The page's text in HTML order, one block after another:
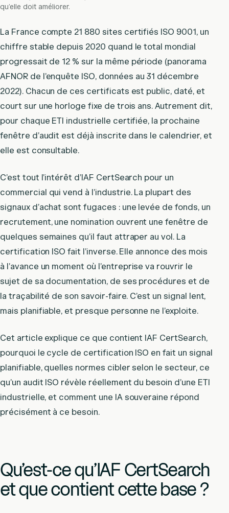
qu’elle doit améliorer.
La France compte 21 880 sites certifiés ISO 9001, un
chiffre stable depuis 2020 quand le total mondial
progressait de 12 % sur la même période (panorama
AFNOR de l’enquête ISO, données au 31 décembre
2022). Chacun de ces certificats est public, daté, et
court sur une horloge fixe de trois ans. Autrement dit,
pour chaque ETI industrielle certifiée, la prochaine
fenêtre d’audit est déjà inscrite dans le calendrier, et
elle est consultable.
C’est tout l’intérêt d’IAF CertSearch pour un
commercial qui vend à l’industrie. La plupart des
signaux d’achat sont fugaces : une levée de fonds, un
recrutement, une nomination ouvrent une fenêtre de
quelques semaines qu’il faut attraper au vol. La
certification ISO fait l’inverse. Elle annonce des mois
à l’avance un moment où l’entreprise va rouvrir le
sujet de sa documentation, de ses procédures et de
la traçabilité de son savoir-faire. C’est un signal lent,
mais planifiable, et presque personne ne l’exploite.
Cet article explique ce que contient IAF CertSearch,
pourquoi le cycle de certification ISO en fait un signal
planifiable, quelles normes cibler selon le secteur, ce
qu’un audit ISO révèle réellement du besoin d’une ETI
industrielle, et comment une IA souveraine répond
précisément à ce besoin.
Qu’est-ce qu’IAF CertSearch
et que contient cette base ?